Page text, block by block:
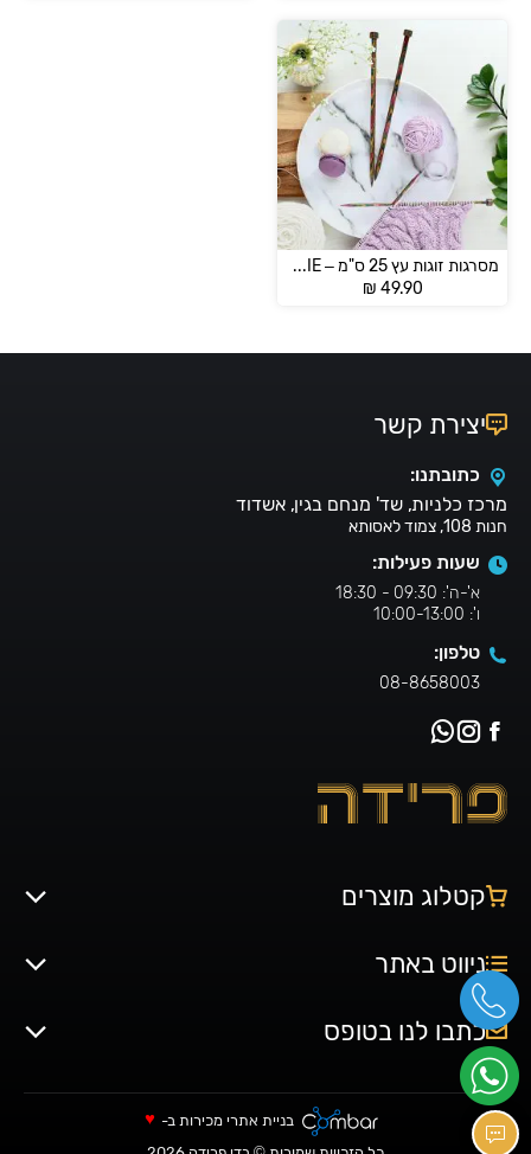
מסרגות זוגות עץ 25 ס"מ – SYMFONIE –
₪ 49.90
יצירת קשר
כתובתנו:
מרכז כלניות, שד' מנחם בגין, אשדוד
חנות 108, צמוד לאסותא
שעות פעילות:
א'-ה': 09:30 - 18:30
ו': 10:00-13:00
טלפון:
08-8658003
קטלוג מוצרים
ניווט באתר
כתבו לנו בטופס
בניית אתרי מכירות ב- ♥